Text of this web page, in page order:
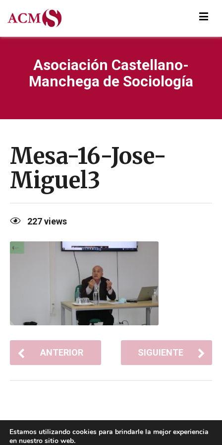
Asociación Castellano-
Manchega de Sociología
Mesa-16-Jose-
Miguel3
227views
ANTERIOR SIGUIENTE
Estamos utilizando cookies para brindarle la mejor experiencia
en nuestro sitio web.